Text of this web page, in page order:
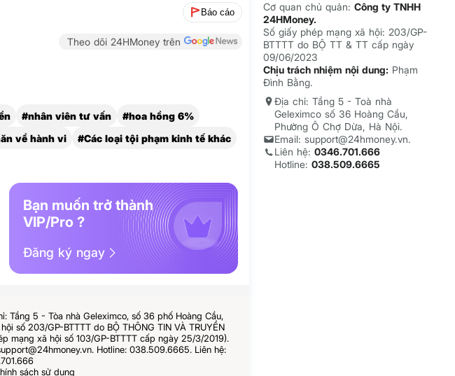
Báo cáo
Theo dõi 24HMoney trên
#nhân viên tư vấn
#hoa hồng 6%
về hành vi
#Các loại tội phạm kinh tế khác
Bạn muốn trở thành
VIP/Pro ?
Đăng ký ngay
Tầng 5 - Tòa nhà Geleximco, số 36 phố Hoàng Cầu,
số 203/GP-BTTTT do BỘ THÔNG TIN VÀ TRUYỀN
mạng xã hội số 103/GP-BTTTT cấp ngày 25/3/2019).
Hotline: 038.509.6665. Liên hệ:
sách sử dụng
Cơ quan chủ quản:Công ty TNHH
24HMoney.
Số giấy phép mạng xã hội: 203/GP-
BTTTT do BỘ TT & TT cấp ngày
09/06/2023
Chịu trách nhiệm nội dung: Phạm
Đình Bằng.
Địa chỉ: Tầng 5 - Toà nhà
Geleximco số 36 Hoàng Cầu,
Phường Ô Chợ Dừa, Hà Nội.
Email: support@24hmoney.vn.
Liên hệ:0346.701.666
Hotline:038.509.6665